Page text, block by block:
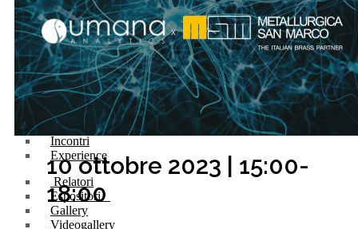
|
Edizioni
Precendenti
Expo 2023
Vegetal pavilion
Programma
Incontri
Experience
Relatori
Espositori
Gallery
Videogallery
10 ottobre 2023 | 15:00-
18:00